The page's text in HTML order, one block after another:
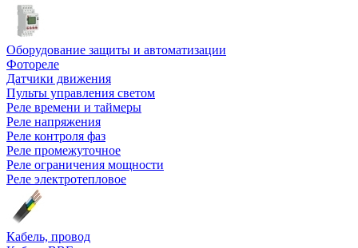
Оборудование защиты и автоматизации
Фотореле
Датчики движения
Пульты управления светом
Реле времени и таймеры
Реле напряжения
Реле контроля фаз
Реле промежуточное
Реле ограничения мощности
Реле электротепловое
Кабель, провод